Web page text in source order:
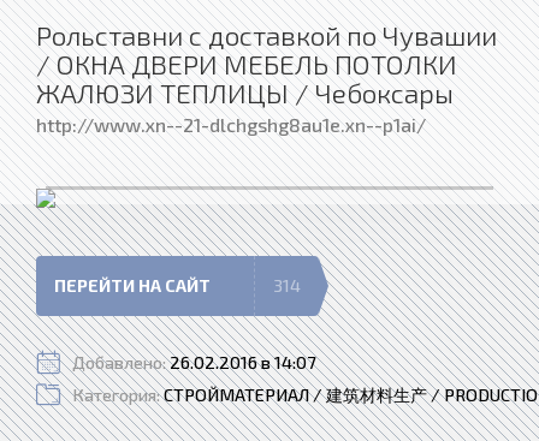
Рольставни с доставкой по Чувашии
/ ОКНА ДВЕРИ МЕБЕЛЬ ПОТОЛКИ
ЖАЛЮЗИ ТЕПЛИЦЫ / Чебоксары
http://www.xn--21-dlchgshg8au1e.xn--p1ai/
ПЕРЕЙТИ НА САЙТ 314
Добавлено:26.02.2016 в 14:07
Категория:СТРОЙМАТЕРИАЛ / 建筑材料生产 /